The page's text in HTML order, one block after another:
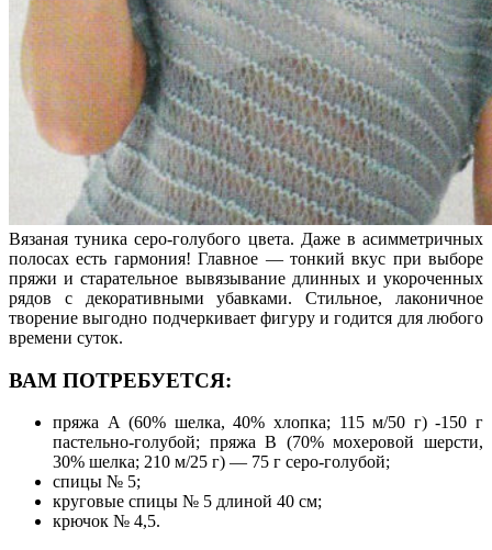
Вязаная туника серо-голубого цвета. Даже в асимметричных
полосах есть гармония! Главное — тонкий вкус при выборе
пряжи и старательное вывязывание длинных и укороченных
рядов с декоративными убавками. Стильное, лаконичное
творение выгодно подчеркивает фигуру и годится для любого
времени суток.
ВАМ ПОТРЕБУЕТСЯ:
пряжа А (60% шелка, 40% хлопка; 115 м/50 г) -150 г
пастельно-голубой; пряжа В (70% мохеровой шерсти,
30% шелка; 210 м/25 г) — 75 г серо-голубой;
спицы № 5;
круговые спицы № 5 длиной 40 см;
крючок № 4,5.